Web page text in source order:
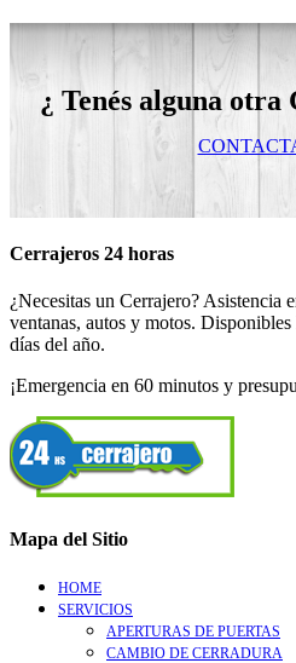
¿ Tenés alguna otra
Cerrajeros 24 horas
¿Necesitas un Cerrajero? Asistencia
ventanas, autos y motos.
días del año.
¡Emergencia en 60 minutos y
Mapa del Sitio
HOME
SERVICIOS
APERTURAS DE PUERTAS
CAMBIO DE CERRADURA